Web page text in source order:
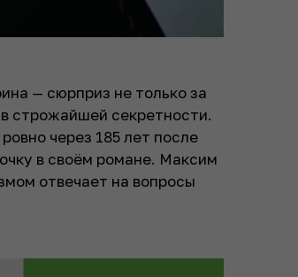
— сюрприз не только за
строжайшей секретности.
через 185 лет после
в своём романе. Максим
отвечает на вопросы